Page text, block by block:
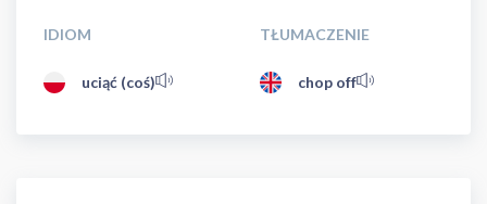
IDIOM TŁUMACZENIE
uciąć (coś) chop off